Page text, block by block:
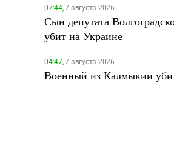
07:44,7 августа 2026
Сын депутата
убит на Украине
04:47,7 августа 2026
Военный из Калмыкии